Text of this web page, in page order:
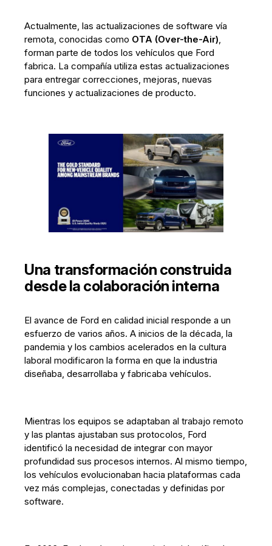
Actualmente, las actualizaciones de software vía
remota, conocidas como OTA (Over-the-Air),
forman parte de todos los vehículos que Ford
fabrica. La compañía utiliza estas actualizaciones
para entregar correcciones, mejoras, nuevas
funciones y actualizaciones de producto.
Una transformación construida
desde la colaboración interna
El avance de Ford en calidad inicial responde a un
esfuerzo de varios años. A inicios de la década, la
pandemia y los cambios acelerados en la cultura
laboral modificaron la forma en que la industria
diseñaba, desarrollaba y fabricaba vehículos.
Mientras los equipos se adaptaban al trabajo remoto
y las plantas ajustaban sus protocolos, Ford
identificó la necesidad de integrar con mayor
profundidad sus procesos internos. Al mismo tiempo,
los vehículos evolucionaban hacia plataformas cada
vez más complejas, conectadas y definidas por
software.